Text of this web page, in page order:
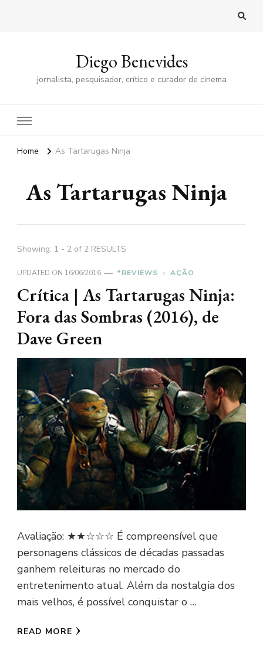
Diego Benevides
jornalista, pesquisador, crítico e curador de cinema
Home As Tartarugas Ninja
As Tartarugas Ninja
Showing: 1 - 2 of 2 RESULTS
UPDATED ON 16/06/2016 *REVIEWS AÇÃO
Crítica | As Tartarugas Ninja:
Fora das Sombras (2016), de
Dave Green
Avaliação: ★★☆☆☆ É compreensível que
personagens clássicos de décadas passadas
ganhem releituras no mercado do
entretenimento atual. Além da nostalgia dos
mais velhos, é possível conquistar o …
READ MORE